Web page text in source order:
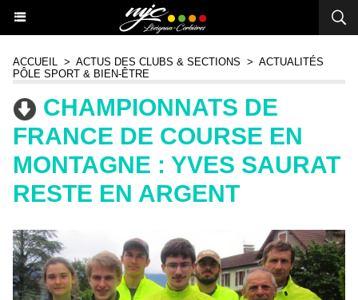
ACCUEIL > ACTUS DES CLUBS & SECTIONS > ACTUALITÉS
PÔLE SPORT & BIEN-ÊTRE
CHAMPIONNATS DE
FRANCE DE COURSE EN
MONTAGNE : YVES SAURAT
RESTE EN ARGENT